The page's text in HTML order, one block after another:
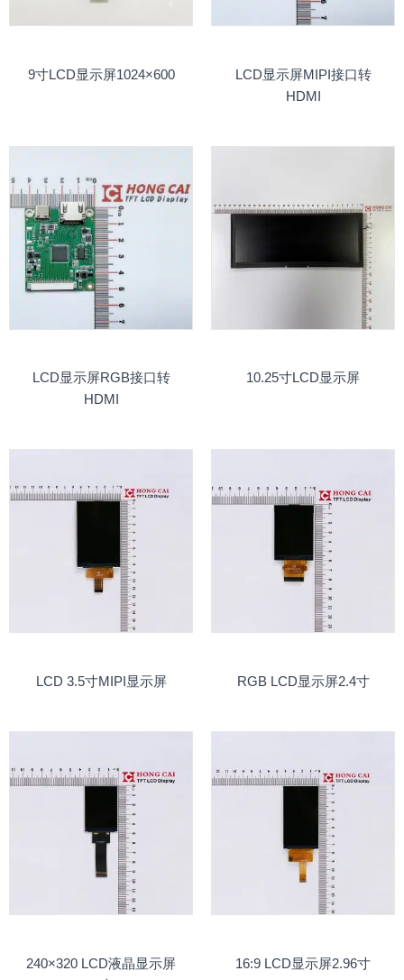
9寸LCD显示屏1024×600
LCD显示屏MIPI接口转
HDMI
LCD显示屏RGB接口转
HDMI
10.25寸LCD显示屏
LCD 3.5寸MIPI显示屏 RGB LCD显示屏2.4寸
240×320 LCD液晶显示屏
16:9 LCD显示屏2.96寸